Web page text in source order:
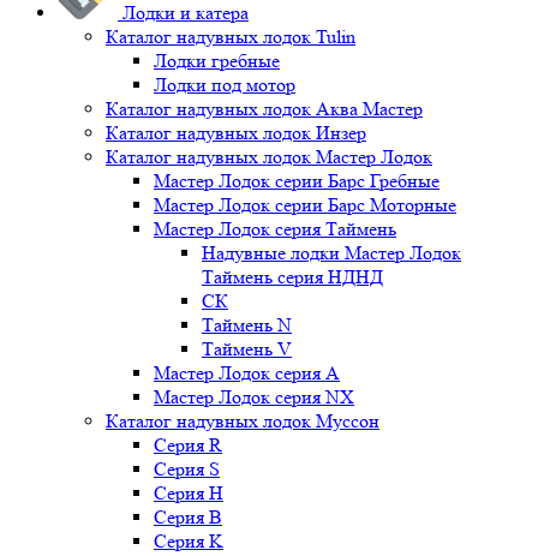
Лодки и катера
Каталог надувных лодок Tulin
Лодки гребные
Лодки под мотор
Каталог надувных лодок Аква Мастер
Каталог надувных лодок Инзер
Каталог надувных лодок Мастер Лодок
Мастер Лодок серии Барс Гребные
Мастер Лодок серии Барс Моторные
Мастер Лодок серия Таймень
Надувные лодки Мастер Лодок
Таймень серия НДНД
СК
Таймень N
Таймень V
Мастер Лодок серия А
Мастер Лодок серия NX
Каталог надувных лодок Муссон
Серия R
Серия S
Серия H
Серия B
Серия K